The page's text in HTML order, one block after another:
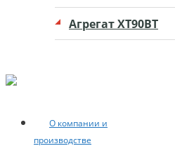
Агрегат ХТ90ВТ
О компании и
производстве